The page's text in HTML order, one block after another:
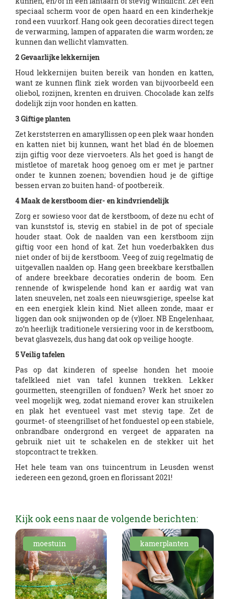
speciaal scherm voor de open haard en een kinderhekje
rond een vuurkorf. Hang ook geen decoraties direct tegen
de verwarming, lampen of apparaten die warm worden; ze
kunnen dan wellicht vlamvatten.
2 Gevaarlijke lekkernijen
Houd lekkernijen buiten bereik van honden en katten,
want ze kunnen flink ziek worden van bijvoorbeeld een
oliebol, rozijnen, krenten en druiven. Chocolade kan zelfs
dodelijk zijn voor honden en katten.
3 Giftige planten
Zet kerststerren en amaryllissen op een plek waar honden
en katten niet bij kunnen, want het blad én de bloemen
zijn giftig voor deze viervoeters. Als het goed is hangt de
mistletoe of maretak hoog genoeg om er met je partner
onder te kunnen zoenen; bovendien houd je de giftige
bessen ervan zo buiten hand- of pootbereik.
4 Maak de kerstboom dier- en kindvriendelijk
Zorg er sowieso voor dat de kerstboom, of deze nu echt of
van kunststof is, stevig en stabiel in de pot of speciale
houder staat. Ook de naalden van een kerstboom zijn
giftig voor een hond of kat. Zet hun voederbakken dus
niet onder of bij de kerstboom. Veeg of zuig regelmatig de
uitgevallen naalden op. Hang geen breekbare kerstballen
of andere breekbare decoraties onderin de boom. Een
rennende of kwispelende hond kan er aardig wat van
laten sneuvelen, net zoals een nieuwsgierige, speelse kat
en een energiek klein kind. Niet alleen zonde, maar er
liggen dan ook snijwonden op de (v)loer. NB Engelenhaar,
zo’n heerlijk traditionele versiering voor in de kerstboom,
bevat glasvezels, dus hang dat ook op veilige hoogte.
5 Veilig tafelen
Pas op dat kinderen of speelse honden het mooie
tafelkleed niet van tafel kunnen trekken. Lekker
gourmetten, steengrillen of fonduen? Werk het snoer zo
veel mogelijk weg, zodat niemand erover kan struikelen
en plak het eventueel vast met stevig tape. Zet de
gourmet- of steengrillset of het fonduestel op een stabiele,
onbrandbare ondergrond en vergeet de apparaten na
gebruik niet uit te schakelen en de stekker uit het
stopcontract te trekken.
Het hele team van ons tuincentrum in Leusden wenst
iedereen een gezond, groen en florissant 2021!
Kijk ook eens naar de volgende berichten:
moestuin kamerplanten